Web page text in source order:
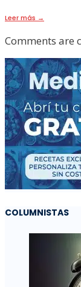
Leer más →
Comments are
COLUMNISTAS